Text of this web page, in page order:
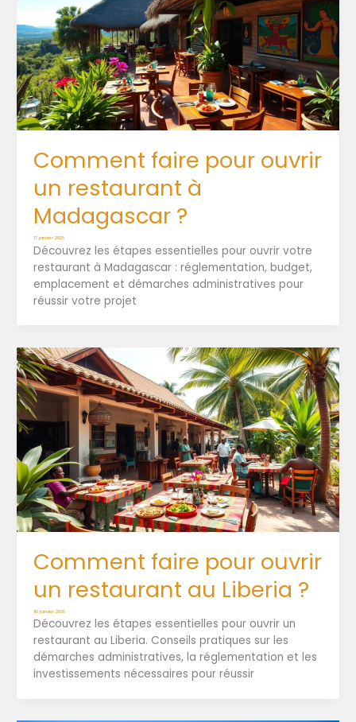
Comment faire pour ouvrir
un restaurant à
Madagascar ?
17 janvier 2025
Découvrez les étapes essentielles pour ouvrir votre
restaurant à Madagascar : réglementation, budget,
emplacement et démarches administratives pour
réussir votre projet
Comment faire pour ouvrir
un restaurant au Liberia ?
16 janvier 2025
Découvrez les étapes essentielles pour ouvrir un
restaurant au Liberia. Conseils pratiques sur les
démarches administratives, la réglementation et les
investissements nécessaires pour réussir